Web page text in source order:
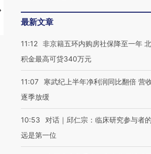
【推广】走进第四届链博
会，让数智科技“链”接产
最新文章
11:12 非京籍五环内购房社保降至一年
积金最高可贷340万元
11:07
寒武纪上半年净利润同比翻倍 营
逐季放缓
10:53
对话｜邱仁宗：临床研究参与者
远是第一位